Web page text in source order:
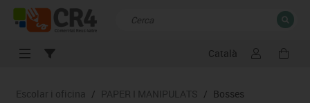
Català
Resultats de la recerca TANCAR
Escolar i oficina / PAPER I MANIPULATS / Bosses